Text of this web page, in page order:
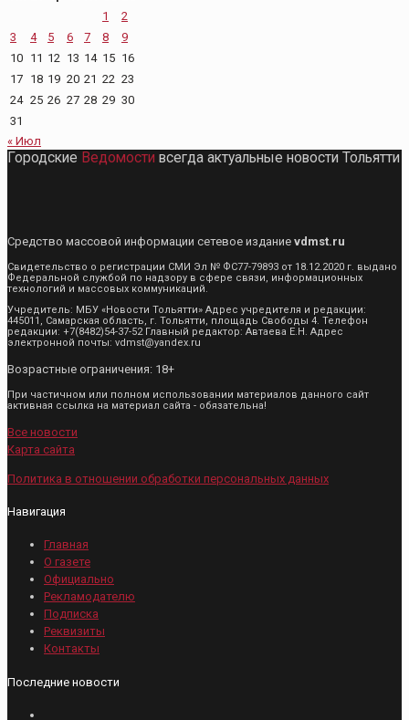
1
2
3
4 5 6 7 8
9
10 11 12 13 14 15 16
17 18 19 20 21 22 23
24 25 26 27 28 29 30
31
« Июл
Городские Ведомости всегда актуальные новости Тольятти
Средство массовой информации сетевое издание vdmst.ru
Свидетельство о регистрации СМИ Эл № ФС77-79893 от 18.12.2020 г. выдано
Федеральной службой по надзору в сфере связи, информационных
технологий и массовых коммуникаций.
Учредитель: МБУ «Новости Тольятти» Адрес учредителя и редакции:
445011, Самарская область, г. Тольятти, площадь Свободы 4. Телефон
редакции: +7(8482)54-37-52 Главный редактор: Автаева Е.Н. Адрес
электронной почты: vdmst@yandex.ru
Возрастные ограничения: 18+
При частичном или полном использовании материалов данного сайт
активная ссылка на материал сайта - обязательна!
Все новости
Карта сайта
Политика в отношении обработки персональных данных
Навигация
Главная
О газете
Официально
Рекламодателю
Подписка
Реквизиты
Контакты
Последние новости